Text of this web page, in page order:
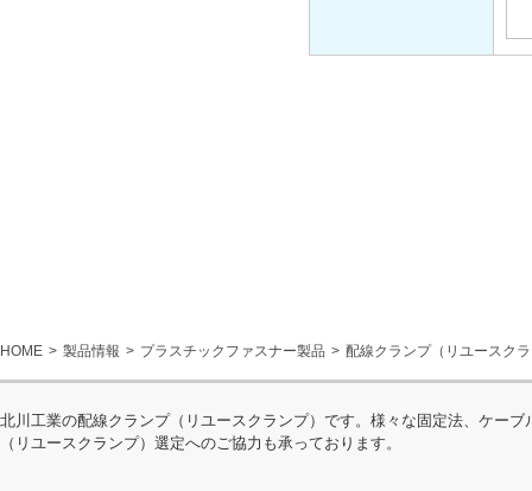
HOME 製品情報 プラスチックファスナー製品 配線クランプ（リユースク
北川工業の配線クランプ（リユースクランプ）です。様々な固定法、ケー
（リユースクランプ）選定へのご協力も承っております。